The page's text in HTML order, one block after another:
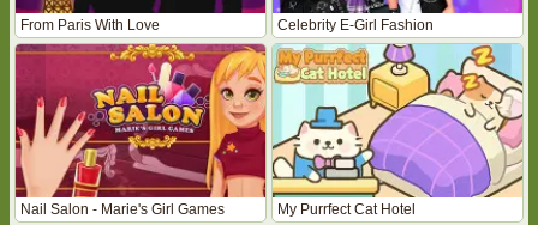
From Paris With Love Celebrity E-Girl Fashion
Nail Salon - Marie's Girl Games My Purrfect Cat Hotel